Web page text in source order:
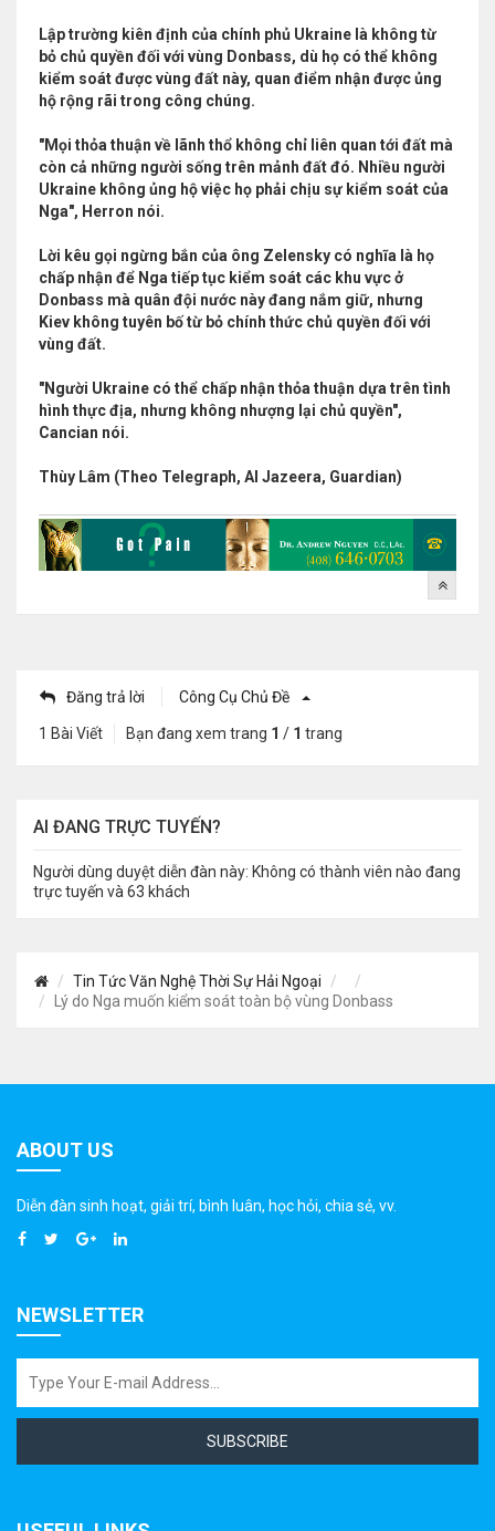
Lập trường kiên định của chính phủ Ukraine là không từ
bỏ chủ quyền đối với vùng Donbass, dù họ có thể không
kiểm soát được vùng đất này, quan điểm nhận được ủng
hộ rộng rãi trong công chúng.
"Mọi thỏa thuận về lãnh thổ không chỉ liên quan tới đất mà
còn cả những người sống trên mảnh đất đó. Nhiều người
Ukraine không ủng hộ việc họ phải chịu sự kiểm soát của
Nga", Herron nói.
Lời kêu gọi ngừng bắn của ông Zelensky có nghĩa là họ
chấp nhận để Nga tiếp tục kiểm soát các khu vực ở
Donbass mà quân đội nước này đang nắm giữ, nhưng
Kiev không tuyên bố từ bỏ chính thức chủ quyền đối với
vùng đất.
"Người Ukraine có thể chấp nhận thỏa thuận dựa trên tình
hình thực địa, nhưng không nhượng lại chủ quyền",
Cancian nói.
Thùy Lâm (Theo Telegraph, Al Jazeera, Guardian)
Đăng trả lời Công Cụ Chủ Đề
1 Bài Viết Bạn đang xem trang 1 / 1 trang
AI ĐANG TRỰC TUYẾN?
Người dùng duyệt diễn đàn này: Không có thành viên nào đang
trực tuyến và 63 khách
Tin Tức Văn Nghệ Thời Sự Hải Ngoại
Lý do Nga muốn kiểm soát toàn bộ vùng Donbass
ABOUT US
Diễn đàn sinh hoạt, giải trí, bình luân, học hỏi, chia sẻ, vv.
NEWSLETTER
SUBSCRIBE